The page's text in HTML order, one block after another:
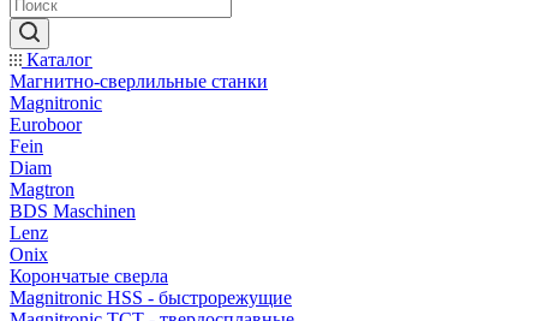
Каталог
Магнитно-сверлильные станки
Magnitronic
Euroboor
Fein
Diam
Magtron
BDS Maschinen
Lenz
Onix
Корончатые сверла
Magnitronic HSS - быстрорежущие